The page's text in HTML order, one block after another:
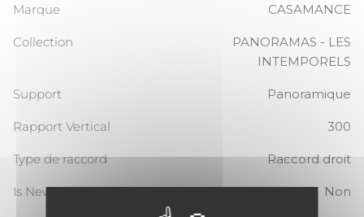
Marque CASAMANCE
Collection
PANORAMAS - LES
INTEMPORELS
Support Panoramique
Rapport Vertical 300
Type de raccord Raccord droit
Is New Non